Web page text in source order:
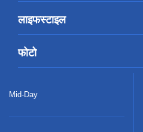
लाइफस्टाइल
फोटो
Mid-Day